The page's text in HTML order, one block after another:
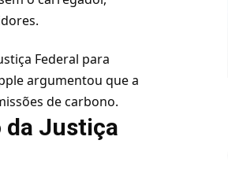
Federal para
argumentou que a
de carbono.
da Justiça